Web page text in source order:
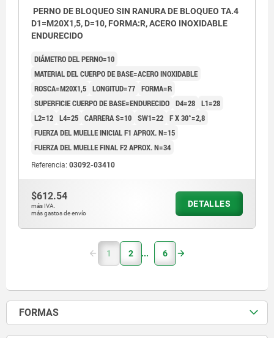
PERNO DE BLOQUEO SIN RANURA DE BLOQUEO TA.4
D1=M20X1,5, D=10, FORMA:R, ACERO INOXIDABLE
ENDURECIDO
DIÁMETRO DEL PERNO=10
MATERIAL DEL CUERPO DE BASE=ACERO INOXIDABLE
ROSCA=M20X1,5 LONGITUD=77 FORMA=R
SUPERFICIE CUERPO DE BASE=ENDURECIDO D4=28 L1=28
L2=12 L4=25 CARRERA S=10 SW1=22 F X 30°=2,8
FUERZA DEL MUELLE INICIAL F1 APROX. N=15
FUERZA DEL MUELLE FINAL F2 APROX. N=34
Referencia: 03092-03410
$612.54
más IVA.
más gastos de envío
DETALLES
1 2 6
FORMAS